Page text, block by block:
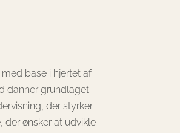
base i hjertet af
danner grundlaget
der styrker
der ønsker at udvikle